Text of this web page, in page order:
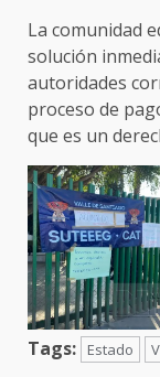
La comunidad
solución
autoridades
proceso de
que es un
Tags: Estado